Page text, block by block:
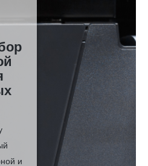
и